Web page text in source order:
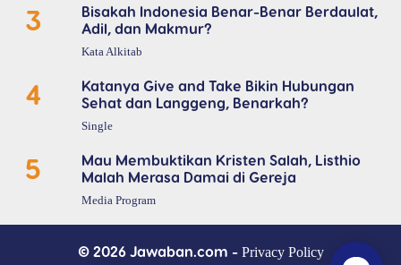
3
Bisakah Indonesia Benar-Benar Berdaulat,
Adil, dan Makmur?
Kata Alkitab
4
Katanya Give and Take Bikin Hubungan
Sehat dan Langgeng, Benarkah?
Single
5
Mau Membuktikan Kristen Salah, Listhio
Malah Merasa Damai di Gereja
Media Program
© 2026 Jawaban.com - Privacy Policy